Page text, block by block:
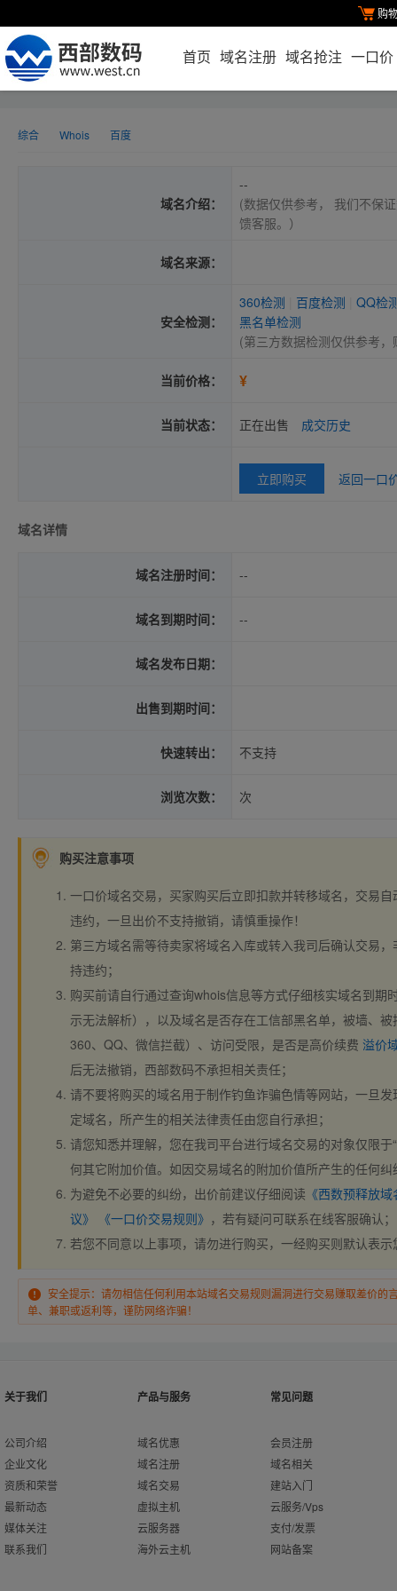
购
首页 域名注册 域名抢注 一口价
综合 Whois 百度
域名介绍：
--
(数据仅供参考， 我们不保
馈客服。）
域名来源：
安全检测：
360检测 百度检测
QQ检
黑名单检测
(第三方数据检测仅供参考
当前价格： ¥
当前状态： 正在出售 成交历史
立即购买 返回一口
域名详情
域名注册时间： --
域名到期时间： --
域名发布日期：
出售到期时间：
快速转出： 不支持
浏览次数： 次
购买注意事项
一口价域名交易，买家购买后立即扣款并转移域名，交易
违约，一旦出价不支持撤销，请慎重操作！
第三方域名需等待卖家将域名入库或转入我司后确认交易
持违约；
购买前请自行通过查询whois信息等方式仔细核实域名到期
示无法解析），以及域名是否存在工信部黑名单，被墙、
360、QQ、微信拦截）、访问受限，是否是高价续费 溢价
后无法撤销，西部数码不承担相关责任；
请不要将购买的域名用于制作钓鱼诈骗色情等网站，一旦
定域名，所产生的相关法律责任由您自行承担；
请您知悉并理解，您在我司平台进行域名交易的对象仅限于
何其它附加价值。如因交易域名的附加价值所产生的任何
为避免不必要的纠纷，出价前建议仔细阅读 《西数预释放
议》
《一口价交易规则》 ，若有疑问可联系在线客服确认；
若您不同意以上事项，请勿进行购买，一经购买则默认表
安全提示：请勿相信任何利用本站域名交易规则漏洞进行交易赚取差价的
单、兼职或返利等，谨防网络诈骗！
关于我们
公司介绍
企业文化
资质和荣誉
最新动态
媒体关注
联系我们
产品与服务
域名优惠
域名注册
域名交易
虚拟主机
云服务器
海外云主机
常见问题
会员注册
域名相关
建站入门
云服务/Vps
支付/发票
网站备案